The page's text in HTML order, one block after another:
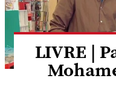
LIVRE |